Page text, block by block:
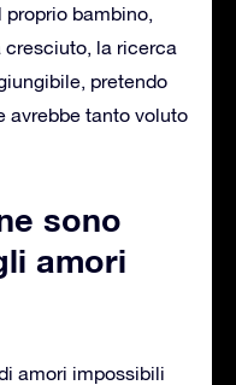
bambino,
cresciuto, la ricerca
pretendo
avrebbe tanto voluto
sono
amori
amori impossibili